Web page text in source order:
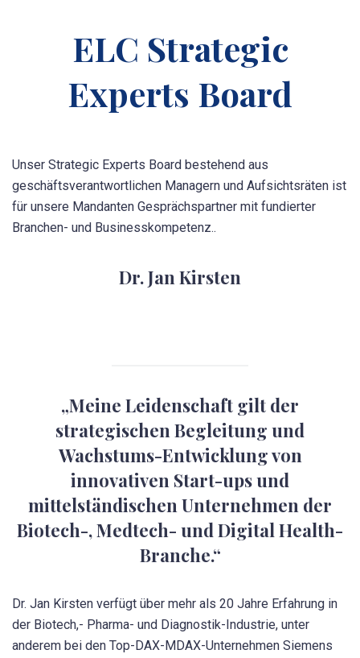
ELC Strategic
Experts Board
Unser Strategic Experts Board bestehend aus
geschäftsverantwortlichen Managern und Aufsichtsräten ist
für unsere Mandanten Gesprächspartner mit fundierter
Branchen- und Businesskompetenz..
Dr. Jan Kirsten
„Meine Leidenschaft gilt der
strategischen Begleitung und
Wachstums-Entwicklung von
innovativen Start-ups und
mittelständischen Unternehmen der
Biotech-, Medtech- und Digital Health-
Branche.“
Dr. Jan Kirsten verfügt über mehr als 20 Jahre Erfahrung in
der Biotech,- Pharma- und Diagnostik-Industrie, unter
anderem bei den Top-DAX-MDAX-Unternehmen Siemens